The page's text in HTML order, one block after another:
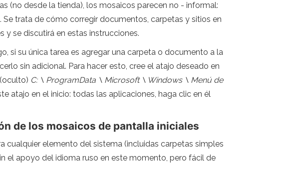
(no desde la tienda), los mosaicos parecen no - informal:
trata de cómo corregir documentos, carpetas y sitios en
y se discutirá en estas instrucciones.
si su única tarea es agregar una carpeta o documento a la
sin adicional. Para hacer esto, cree el atajo deseado en
C: \ ProgramData \ Microsoft \ Windows \ Menú de
atajo en el inicio: todas las aplicaciones, haga clic en él
de los mosaicos de pantalla iniciales
cualquier elemento del sistema (incluidas carpetas simples
el apoyo del idioma ruso en este momento, pero fácil de